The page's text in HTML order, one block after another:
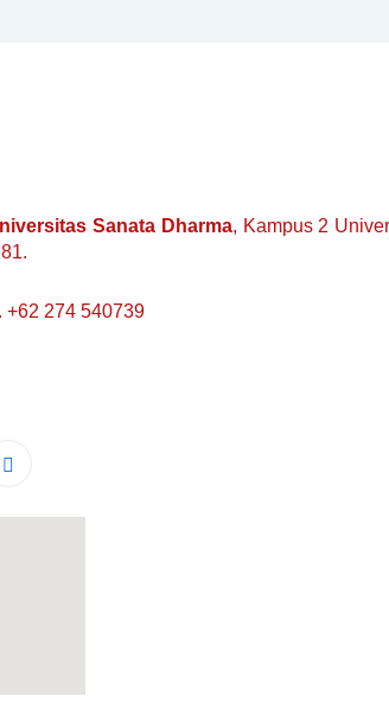
Sanata Dharma, Kampus 2
+62 274 540739